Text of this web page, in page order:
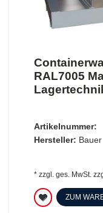
RAL7005
Artikelnummer:
Hersteller: Bauer
* zzgl. ges. MwSt.
ZUM